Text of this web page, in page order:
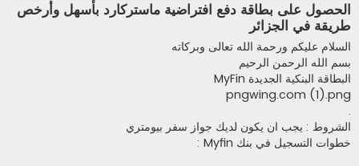
الحصول على بطاقة دفع افتراضية ماستركارد بأسهل وأرخص
طريقة في الجزائر
السلام عليكم ورحمة الله تعالى وبركاته
بسم الله الرحمن الرحيم
البطاقة البنكية الجديدة MyFin
pngwing.com (1).png
الشروط : يجب ان يكون لديك جواز سفر بيومتري
خطوات التسجيل في بنك Myfin :